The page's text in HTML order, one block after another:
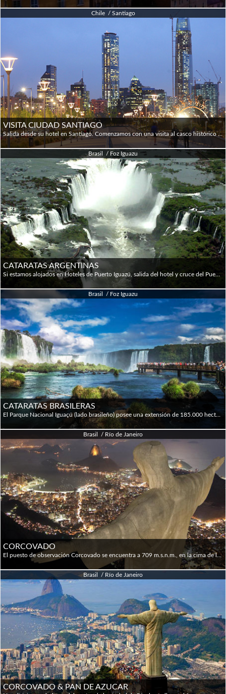
Chile / Santiago
VISITA CIUDAD SANTIAGO
Salida desde su hotel en Santiago. Comenzamos con una visita al casco histórico donde destaca la plaza central de la ciudad (Plaza de Armas), kilómetro cero y centro neurálgico de la capital, desde donde comenzó la construcción de Santiago en la época colonial. Luego visitaremos el barrio cívico, con los edificios ministeriales y el palacio presidencial de La Moneda. Posteriormente, y con una imponente vista panorámica desde uno de los cerros de la ciudad, observaremos parte de los faldeos cordilleranos que rodean la capital para luego subir a la zona oriente, donde veremos la modernidad de la ciudad y el gran contraste arquitectónico que posee. Santiago es una ciudad contemporánea y pujante que muestra su mejor cara con imponentes edificios de atrevidos estilos que dan un sello de modernidad a esta gran ciudad. Regreso a su hotel.
Brasil / Foz Iguazu
CATARATAS ARGENTINAS
Si estamos alojados en Hoteles de Puerto Iguazú, salida del hotel y cruce del Puente Internacional Tancredo Neves (Puente de la Fraternidad), que une las ciudades de Foz do Iguaçú (Brasil) con Puerto Iguazú (Argentina). Aquí tenemos un cruce de frontera y el consiguiente trámite Migratorio en ambos lados del Puente. Visitaremos el lado Argentino de las Cataratas del Iguazú, ubicadas dentro del Parque Nacional Iguazú. Con una extensión de 67.000 hs las cataratas están integradas por 275 saltos de agua con una altura promedio de 70 mts. En esta parte de la selva sub-tropical es posible observar variedad de helechos, orquídeas, begonias, aves y mariposas. Nos encaminamos a la Estación Central donde nuestra opción es tomar un servicio de trenes que nos lleva hasta la Estación Cataratas y/o Estación Garganta del Diablo. Desde este sitio podemos realizar: - Paseo Superior: recorrido de 800 metros de pasarelas, las que están elevadas por sobre la superficie del terreno a efectos de no entorpecer ó ahuyentar el paso de la fauna que habita la Selva. Destacados: saltos Dos Hermanas, Bosetti, Bernabé Méndez y M´Bigua. Duración del paseo una (1) hora. Rango de dificultad: baja, sin escaleras. - Paseo Inferior: caminata de 1.600 metros de pasarela elevada por sobre la superficie del terreno. Destacados: saltos Dos Hermanas, Alvear Nuñez, San Martín, Bosetti, el Peñón de la Bella Vista (desde donde tenemos una vista panorámica de Garganta del Diablo y el Cañón del Río Iguazú Inferior). Duración del paseo 2 hs. Rango de dificultad: moderada, con escaleras. -Garganta del Diablo: partiendo desde la Estación Cataratas el tren nos llevará hasta la Estación Garganta. La caminata por las pasarelas nos demanda unos 1.200 metros para deleitarnos con el espectacular balcón del salto de mayor importancia del Parque Nacional: la Garganta del Diablo. Duración del paseo 2 hs. Rango de dificultad: baja, sin escaleras.
Brasil / Foz Iguazu
CATARATAS BRASILERAS
El Parque Nacional Iguaçú (lado brasileño) posee una extensión de 185.000 hectáreas. Al arribo al Centro del Visitante, debemos ingresar por el Portal de Acceso en forma individual, donde se controla la capacidad de carga del Parque. Seguidamente embarcamos en los ómnibus que inician el paseo dentro del parque y nos conducirán hasta el inicio de las pasarelas cuyo recorrido será de 1.200 metros de senda sobre la barranca del Río Iguazú. En este punto de inicio del recorrido, tenemos una vista panorámica de los saltos Argentinos, escenario ideal para tomar fotografías. Avanzando en el recorrido, observaremos el cañón del Río Iguazú, el Salto Rivadavia y Tres Mosqueteros, entre otros. Hacia el final del recorrido llegaremos al mirador inferior de la Garganta del Diablo, que en este punto se encuentra a unos 200 mts. de distancia. Este maravilloso escenario está aún más realzado por la permanente formación de arco iris. El recorrido finaliza junto al Salto Floriano, donde está instalado el elevador que nos lleva hasta el nivel del estacionamiento de los ómnibus. La otra alternativa es utilizar el sendero que nos lleva hasta este punto de encuentro y que mediante escaleras, nos devuelve al nivel del estacionamiento de las unidades.
Brasil / Río de Janeiro
CORCOVADO
El puesto de observación Corcovado se encuentra a 709 m.s.n.m., en la cima de la montaña homónima. Desde aquí se obtiene una vista panorámica de casi toa la ciudad de río de Janeiro. En este sitio se ubica también el sitio turístico de fama mundial: la estatua del Cristo Redentor. Si bien es accesible en coche, utilizando la carretera Corcovado, el Tour nos lleva en tren saliendo de la estación de Cosme Velho. Corcovado está situado en el "Parque Nacional Selva Tijuca” (el parque urbano más grande en el mundo)" que está en el corazón de Río siendo considerado por los lugareños como el "pulmón de la ciudad". De Copacabana el autobús toma la ruta a través del túnel "Rebouças", que se cruza con la cordillera de los alrededores, llegando a "Distrito Laranjeiras". Desde allí un tren de cremallera construido por ingenieros suizos lleva a los visitantes a través de la selva, ofreciendo a los visitantes vistas panorámicas de la ciudad mientras se va subiendo. Finalmente al alcanzar la cima de la montaña, se encuentran escaleras mecánicas como así también un ascensor para ayudar a los pasajeros a alcanzar la estatua -que se encuentra en sus 28 metros de altura-. Y allí en la cima: la vista más maravillosa de la ciudad. Almuerzo opcional.
Brasil / Río de Janeiro
CORCOVADO & PAN DE AZUCAR